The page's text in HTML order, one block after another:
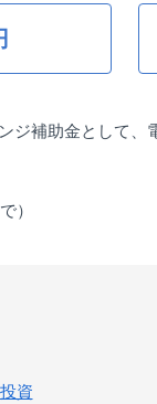
ジ補助金として
）
資